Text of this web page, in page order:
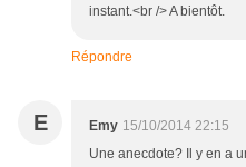
instant.<br /> A bientôt.
Répondre
E Emy 15/10/2014 22:15
Une anecdote? Il y en a